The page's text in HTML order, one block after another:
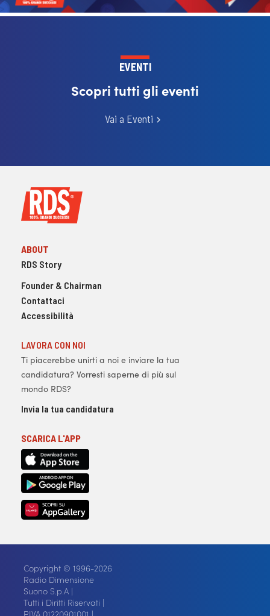
EVENTI
Scopri tutti gli eventi
Vai a Eventi
ABOUT
RDS Story
Founder & Chairman
Contattaci
Accessibilità
LAVORA CON NOI
Ti piacerebbe unirti a noi e inviare la tua
candidatura? Vorresti saperne di più sul
mondo RDS?
Invia la tua candidatura
SCARICA L'APP
Copyright © 1996-2026
Radio Dimensione
Suono S.p.A |
Tutti i Diritti Riservati |
P.IVA 01220901001 |